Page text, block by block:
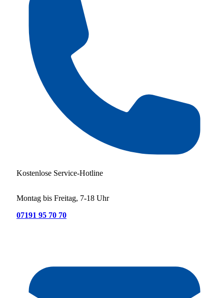
Kostenlose Service-Hotline
Montag bis Freitag, 7-18 Uhr
07191 95 70 70